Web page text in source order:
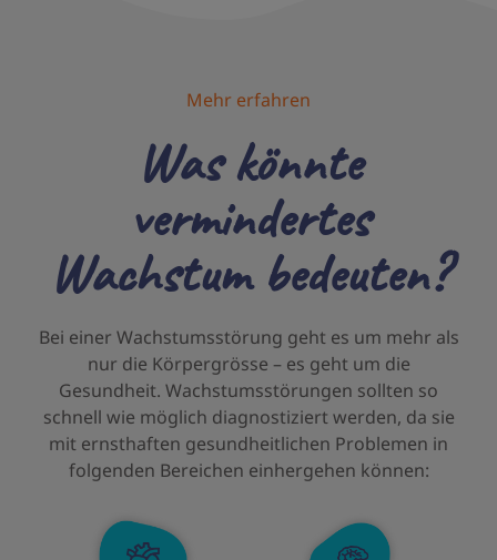
Mehr erfahren
Was könnte
vermindertes
Wachstum bedeuten?
Bei einer Wachstumsstörung geht es um mehr als
nur die Körpergrösse – es geht um die
Gesundheit. Wachstumsstörungen sollten so
schnell wie möglich diagnostiziert werden, da sie
mit ernsthaften gesundheitlichen Problemen in
folgenden Bereichen einhergehen können: